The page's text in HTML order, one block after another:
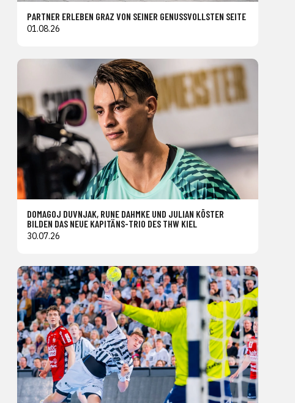
PARTNER ERLEBEN GRAZ VON SEINER GENUSSVOLLSTEN SEITE
01.08.26
DOMAGOJ DUVNJAK, RUNE DAHMKE UND JULIAN KÖSTER
BILDEN DAS NEUE KAPITÄNS-TRIO DES THW KIEL
30.07.26